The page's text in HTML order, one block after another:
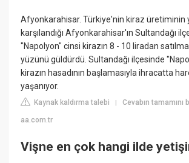
Afyonkarahisar. Türkiye'nin kiraz üretiminin
karşılandığı Afyonkarahisar'ın Sultandağı
"Napolyon" cinsi kirazın 8 - 10 liradan
yüzünü güldürdü. Sultandağı ilçesinde
kirazın hasadının başlamasıyla ihracatta
yaşanıyor.
Kaynak kaldırma talebi |Cevabın tamamını
aa.com.tr
Vişne en çok hangi ilde